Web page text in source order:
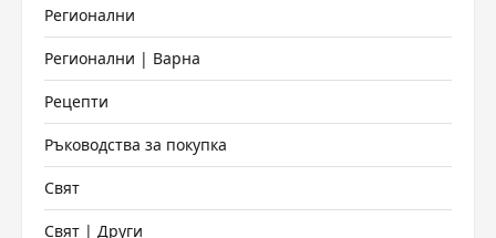
Регионални
Регионални | Варна
Рецепти
Ръководства за покупка
Свят
Свят | Други